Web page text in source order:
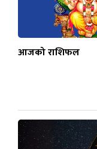
आजको राशिफल